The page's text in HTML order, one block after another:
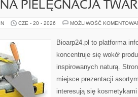
PIELĘGNACJA
CZE - 20 - 2026 MOŻLIWOŚĆ
Bioarp24.pl to platforma
koncentruje się wokół
inspirowanych naturą.
miejsce prezentacji
interesują się